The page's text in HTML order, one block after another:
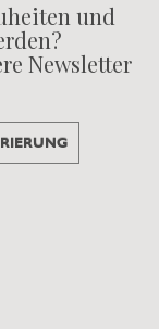
und
Newsletter